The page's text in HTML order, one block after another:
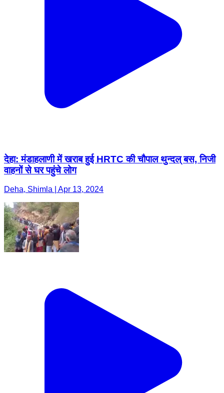
देहा: मंडाहलाणी में खराब हुई HRTC की चौपाल थुन्दल् बस, निजी
वाहनों से घर पहुंचे लोग
Deha, Shimla | Apr 13, 2024